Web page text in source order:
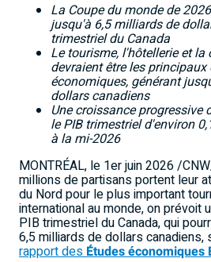
La Coupe du monde de
jusqu'à 6,5 milliards de
trimestriel du Canada
Le tourisme, l'hôtellerie et
devraient être les
économiques, générant
dollars canadiens
Une croissance progressive
le PIB trimestriel d'environ
à la mi-2026
MONTRÉAL, le 1er juin 2026/
millions de partisans portent leur
du Nord pour le plus important
international au monde, on prévoit
PIB trimestriel du Canada, qui
6,5milliards de dollars canadiens,
rapport desÉtudes économiques